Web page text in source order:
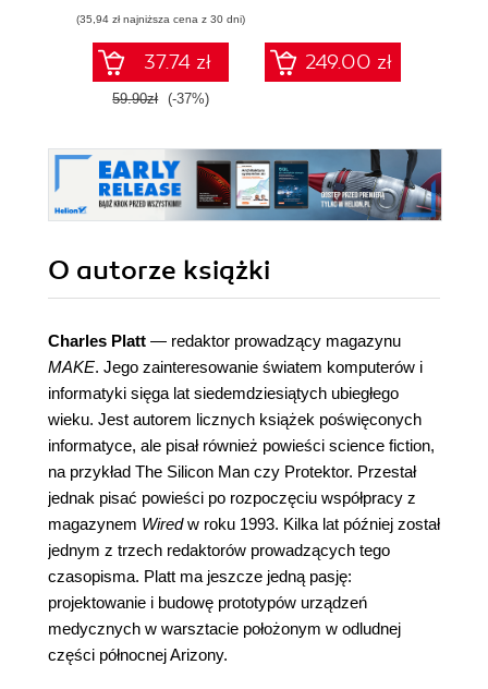
(35,94 zł najniższa cena z 30 dni)
37.74 zł
59.90zł (-37%)
249.00 zł
O autorze książki
Charles Platt — redaktor prowadzący magazynu
MAKE. Jego zainteresowanie światem komputerów i
informatyki sięga lat siedemdziesiątych ubiegłego
wieku. Jest autorem licznych książek poświęconych
informatyce, ale pisał również powieści science fiction,
na przykład The Silicon Man czy Protektor. Przestał
jednak pisać powieści po rozpoczęciu współpracy z
magazynem Wiredw roku 1993. Kilka lat później został
jednym z trzech redaktorów prowadzących tego
czasopisma. Platt ma jeszcze jedną pasję:
projektowanie i budowę prototypów urządzeń
medycznych w warsztacie położonym w odludnej
części północnej Arizony.